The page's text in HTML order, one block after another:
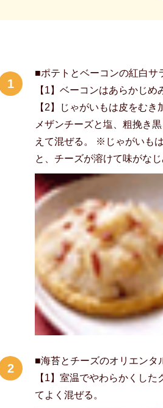
1
■ポテトとベーコンの紅白サ
【1】ベーコンはあらかじめ
【2】じゃがいもは皮をむ
メザンチーズと塩、粗挽き
えて混ぜる。 ※じゃがいも
と、チーズが溶けて味がなじ
2
■海苔とチーズのオリエンタ
【1】室温でやわらかくし
てよく混ぜる。